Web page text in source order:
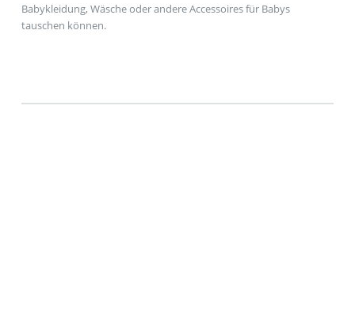
Babykleidung, Wäsche oder andere Accessoires für Babys
tauschen können.